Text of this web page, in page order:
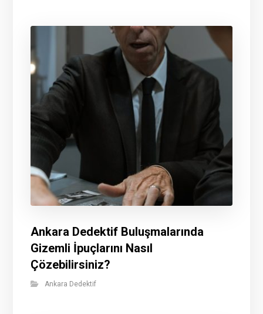
Ankara Dedektif Buluşmalarında
Gizemli İpuçlarını Nasıl
Çözebilirsiniz?
Ankara Dedektif